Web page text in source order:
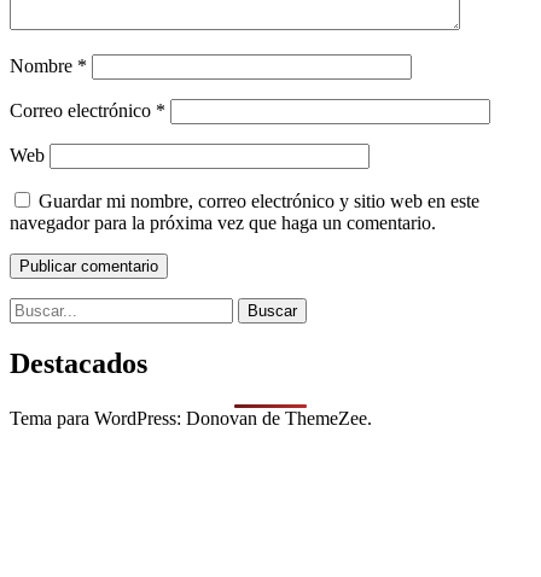
Nombre *
Correo electrónico *
Web
Guardar mi nombre, correo electrónico y sitio web en este
navegador para la próxima vez que haga un comentario.
Search
for:
Destacados
Tema para WordPress: Donovan de ThemeZee.